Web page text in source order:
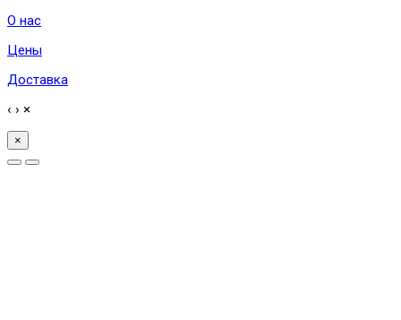
О нас
Цены
Доставка
‹ › ×
×